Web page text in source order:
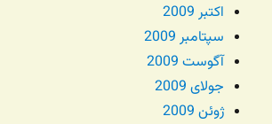
اکتبر 2009
سپتامبر 2009
آگوست 2009
جولای 2009
ژوئن 2009